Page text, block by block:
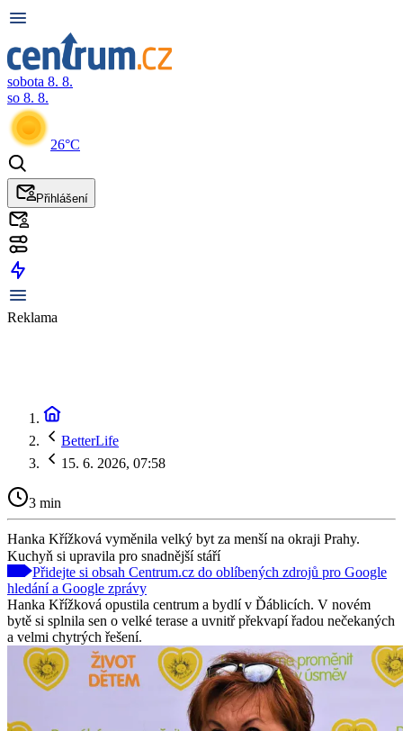
sobota 8. 8.
so 8. 8.
26°C
Přihlášení
Reklama
BetterLife
15. 6. 2026, 07:58
3 min
Hanka Křížková vyměnila velký byt za menší na okraji Prahy.
Kuchyň si upravila pro snadnější stáří
Přidejte si obsah Centrum.cz do oblíbených zdrojů pro Google
hledání a Google zprávy
Hanka Křížková opustila centrum a bydlí v Ďáblicích. V novém
bytě si splnila sen o velké terase a uvnitř překvapí řadou nečekaných
a velmi chytrých řešení.